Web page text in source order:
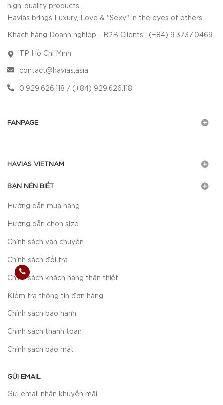
high-quality products.
Havias brings Luxury, Love & "Sexy" in the eyes of others.
Khách hàng Doanh nghiệp - B2B Clients : (+84) 9.3737.0469
TP Hồ Chí Minh
contact@havias.asia
0.929.626.118 / (+84) 929.626.118
FANPAGE
HAVIAS VIETNAM
BẠN NÊN BIẾT
Hướng dẫn mua hàng
Hướng dẫn chọn size
Chính sách vận chuyển
Chính sách đổi trả
Chính sách khách hàng thân thiết
Kiểm tra thông tin đơn hàng
Chính sách bảo hành
Chính sách thanh toán
Chính sách bảo mật
GỬI EMAIL
Gửi email nhận khuyến mãi